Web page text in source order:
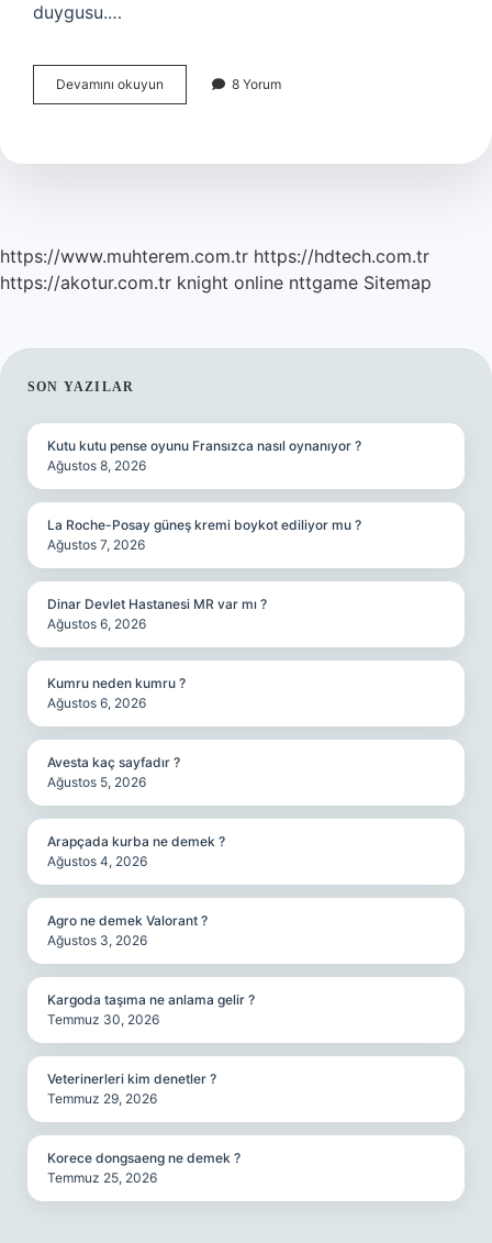
duygusu.…
Devamını okuyun
Nedenine
8 Yorum
https://www.muhterem.com.tr https://hdtech.com.tr
https://akotur.com.tr knight online nttgame Sitemap
SIDEBAR
SON YAZILAR
Kutu kutu pense oyunu Fransızca nasıl oynanıyor ?
Ağustos 8, 2026
La Roche-Posay güneş kremi boykot ediliyor mu ?
Ağustos 7, 2026
Dinar Devlet Hastanesi MR var mı ?
Ağustos 6, 2026
Kumru neden kumru ?
Ağustos 6, 2026
Avesta kaç sayfadır ?
Ağustos 5, 2026
Arapçada kurba ne demek ?
Ağustos 4, 2026
Agro ne demek Valorant ?
Ağustos 3, 2026
Kargoda taşıma ne anlama gelir ?
Temmuz 30, 2026
Veterinerleri kim denetler ?
Temmuz 29, 2026
Korece dongsaeng ne demek ?
Temmuz 25, 2026